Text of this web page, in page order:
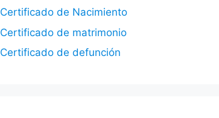
Certificado de Nacimiento
Certificado de matrimonio
Certificado de defunción